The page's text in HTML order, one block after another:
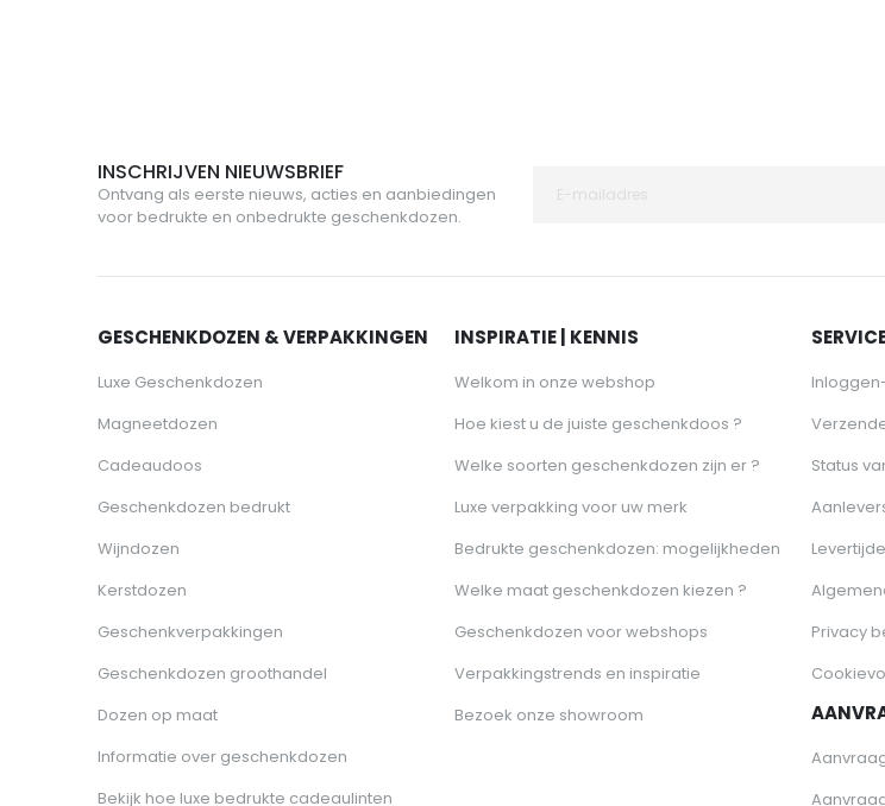
INSCHRIJVEN NIEUWSBRIEF
Ontvang als eerste nieuws, acties en aanbiedingen
voor bedrukte en onbedrukte geschenkdozen.
GESCHENKDOZEN & VERPAKKINGEN
Luxe Geschenkdozen
Magneetdozen
Cadeaudoos
Geschenkdozen bedrukt
Wijndozen
Kerstdozen
Geschenkverpakkingen
Geschenkdozen groothandel
Dozen op maat
Informatie over geschenkdozen
Bekijk hoe luxe bedrukte cadeaulinten
INSPIRATIE | KENNIS
Welkom in onze webshop
Hoe kiest u de juiste geschenkdoos ?
Welke soorten geschenkdozen zijn er ?
Luxe verpakking voor uw merk
Bedrukte geschenkdozen: mogelijkheden
Welke maat geschenkdozen kiezen ?
Geschenkdozen voor webshops
Verpakkingstrends en inspiratie
Bezoek onze showroom
Status
Privacy